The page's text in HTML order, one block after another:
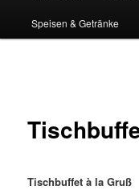
Speisen & Getränke
Tischbuffet à la Gruß